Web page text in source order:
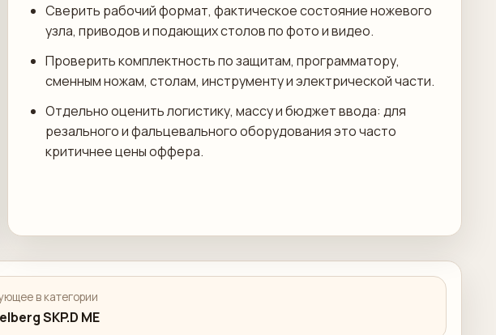
Сверить рабочий формат, фактическое состояние ножевого
узла, приводов и подающих столов по фото и видео.
Проверить комплектность по защитам, программатору,
сменным ножам, столам, инструменту и электрической части.
Отдельно оценить логистику, массу и бюджет ввода: для
резального и фальцевального оборудования это часто
критичнее цены оффера.
в категории
SKP.D ME